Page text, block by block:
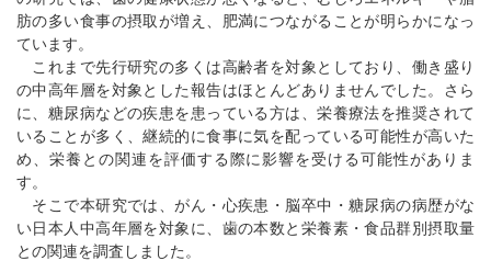
肪の多い食事の摂取が増え、肥満につながることが明らかになっ
ています。
これまで先行研究の多くは高齢者を対象としており、働き盛り
の中高年層を対象とした報告はほとんどありませんでした。さら
に、糖尿病などの疾患を患っている方は、栄養療法を推奨されて
いることが多く、継続的に食事に気を配っている可能性が高いた
め、栄養との関連を評価する際に影響を受ける可能性がありま
す。
そこで本研究では、がん・心疾患・脳卒中・糖尿病の病歴がな
い日本人中高年層を対象に、歯の本数と栄養素・食品群別摂取量
との関連を調査しました。